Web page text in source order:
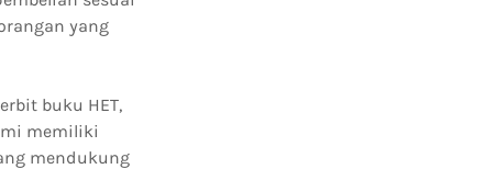
yang
buku HET,
memiliki
mendukung